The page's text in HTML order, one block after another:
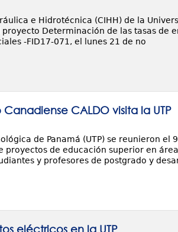
e Hidrotécnica (CIHH) de la
Determinación de las tasas de
-FID17-071, el lunes 21 de no
CALDO visita la UTP
de Panamá (UTP) se reunieron el
proyectos de educación superior en
y profesores de postgrado y
eléctricos en la UTP